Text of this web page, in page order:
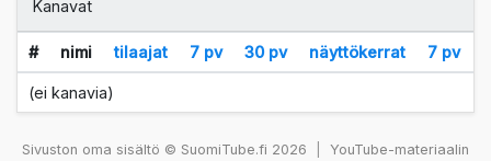
Kanavat
# nimi tilaajat 7 pv 30 pv näyttökerrat 7 pv
(ei kanavia)
Sivuston oma sisältö © SuomiTube.fi 2026
YouTube-materiaalin